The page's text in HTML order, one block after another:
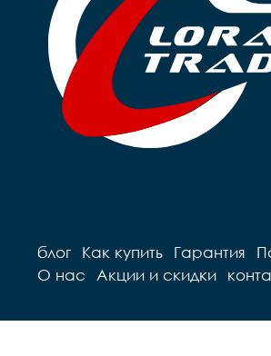
блог Как купить Гарантия
О нас
Акции и скидки